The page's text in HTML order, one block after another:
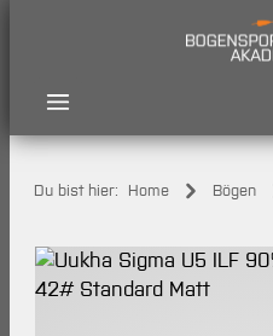
Du bist hier: Home Bögen
Bildergalerie überspringen